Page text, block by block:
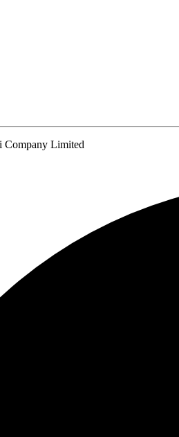
Company Limited